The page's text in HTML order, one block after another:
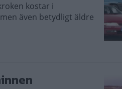
kostar i
även betydligt äldre